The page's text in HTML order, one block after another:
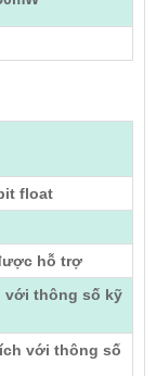
float
hỗ trợ
với thông số kỹ
với thông số